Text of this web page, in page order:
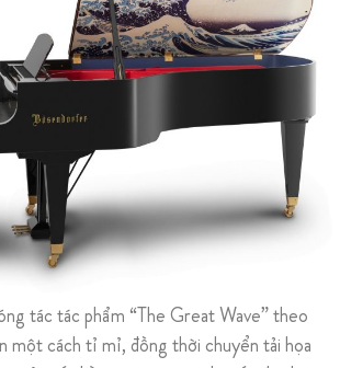
tác tác phẩm “The Great Wave” theo
một cách tỉ mỉ, đồng thời chuyển tải họa